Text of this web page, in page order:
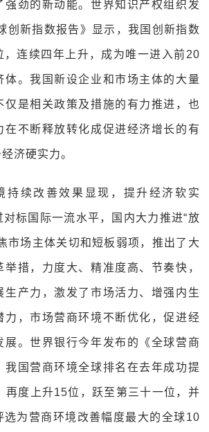
强劲的新动能。世界知识产权组织发
创新指数报告》显示，我国创新指数
，连续四年上升，成为唯一进入前20
体。我国新设企业和市场主体的大量
仅是相关政策及措施的有力推进，也
在不断释放转化成促进经济增长的有
济硬实力。
持续改善效果显现，提升经济软实
标国际一流水平，国内大力推进“放
市场主体关切和短板弱项，推出了大
措，力度大、精准度高、节奏快，
生产力，激发了市场活力、增强内生
力，市场营商环境不断优化，促进经
展。世界银行今年发布的《全球营商
我国营商环境全球排名在去年成功提
再度上升15位，跃至第三十一位，并
选为营商环境改善幅度最大的全球10